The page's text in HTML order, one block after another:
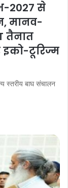
2027 से
मानव-
तैनात
इको-टूरिज्म
स्तरीय बाघ संचालन